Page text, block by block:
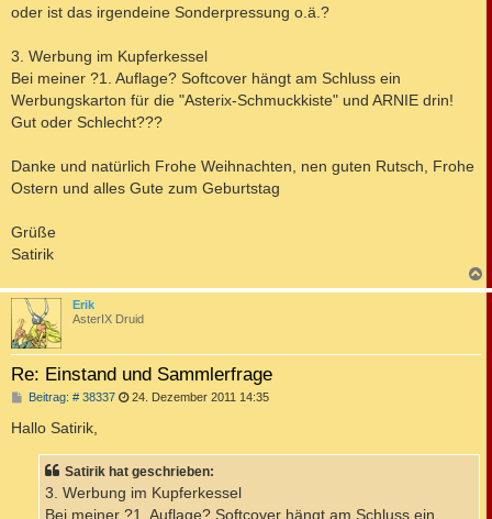
oder ist das irgendeine Sonderpressung o.ä.?
3. Werbung im Kupferkessel
Bei meiner ?1. Auflage? Softcover hängt am Schluss ein
Werbungskarton für die "Asterix-Schmuckkiste" und ARNIE drin!
Gut oder Schlecht???
Danke und natürlich Frohe Weihnachten, nen guten Rutsch, Frohe
Ostern und alles Gute zum Geburtstag
Grüße
Satirik
a
Erik
AsterIX Druid
Re: Einstand und Sammlerfrage
Beitrag: # 38337B
r
a
24. Dezember 2011 14:35
Hallo Satirik,
Satirik hat geschrieben:
3. Werbung im Kupferkessel
Bei meiner ?1. Auflage? Softcover hängt am Schluss ein